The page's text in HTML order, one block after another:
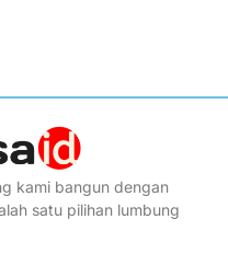
kami bangun dengan
satu pilihan lumbung